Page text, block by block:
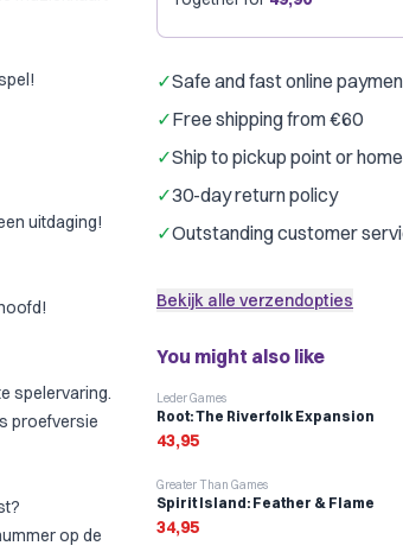
uitdaging!
spelervaring.
proefversie
op de
✓Safe and fast online
✓Free shipping from €60
✓Ship to pickup point or
✓30-day return policy
✓Outstanding customer
Bekijk alle verzendopties
You might also like
Leder Games
Root: The Riverfolk Expansion
43,95
Greater Than Games
Spirit Island: Feather & Flame
34,95